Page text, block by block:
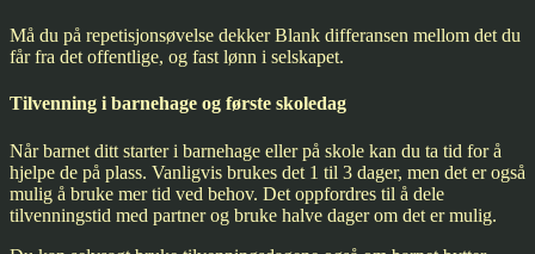
Må du på repetisjonsøvelse dekker Blank differansen mellom det du
får fra det offentlige, og fast lønn i selskapet.
Tilvenning i barnehage og første skoledag
Når barnet ditt starter i barnehage eller på skole kan du ta tid for å
hjelpe de på plass. Vanligvis brukes det 1 til 3 dager, men det er også
mulig å bruke mer tid ved behov. Det oppfordres til å dele
tilvenningstid med partner og bruke halve dager om det er mulig.